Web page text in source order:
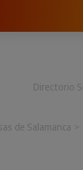
Directorio
de Salamanca